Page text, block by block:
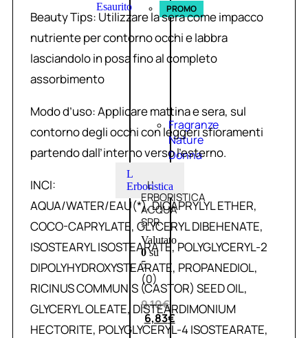
Esaurito PROMO
Fragranze
Nature
Donna
L
Erboristica
L’
ERBORISTICA
ACQUA
SPR
Valutato
0su
5
(0)
9,10€
6,83€
Beauty Tips: Utilizzare la sera come impacco
nutriente per contorno occhi e labbra
lasciandolo in posa fino al completo
assorbimento
Modo d’uso: Applicare mattina e sera, sul
contorno degli occhi con leggeri sfioramenti
partendo dall’interno verso l’esterno.
INCI:
AQUA/WATER/EAU(*), DICAPRYLYL ETHER,
COCO-CAPRYLATE, GLYCERYL DIBEHENATE,
ISOSTEARYL ISOSTEARATE, POLYGLYCERYL-2
DIPOLYHYDROXYSTEARATE, PROPANEDIOL,
RICINUS COMMUNIS (CASTOR) SEED OIL,
GLYCERYL OLEATE, DISTEARDIMONIUM
HECTORITE, POLYGLYCERYL-4 ISOSTEARATE,